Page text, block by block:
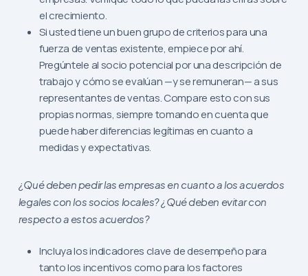
el crecimiento.
Si usted tiene un buen grupo de criterios para una
fuerza de ventas existente, empiece por ahí.
Pregúntele al socio potencial por una descripción de
trabajo y cómo se evalúan —y se remuneran— a sus
representantes de ventas. Compare esto con sus
propias normas, siempre tomando en cuenta que
puede haber diferencias legítimas en cuanto a
medidas y expectativas.
¿Qué deben pedir las empresas en cuanto a los acuerdos
legales con los socios locales?¿Qué deben evitar con
respecto a estos acuerdos?
Incluya los indicadores clave de desempeño para
tanto los incentivos como para los factores